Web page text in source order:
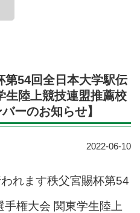
第54回全日本大学駅伝
生陸上競技連盟推薦校
ーのお知らせ】
2022-06-10
れます秩父宮賜杯第54
手権大会 関東学生陸上